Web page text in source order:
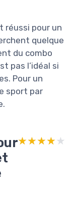
réussi pour un
quelque
du combo
pas l’idéal si
Pour un
sport par
★★★★★
★★★★★